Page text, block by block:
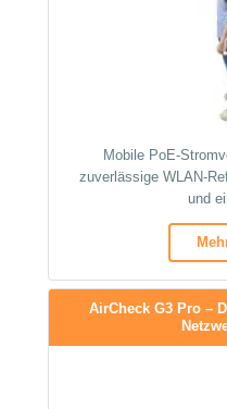
Mobile PoE-
zuverlässige WLAN-
und
AirCheck G3 Pro –